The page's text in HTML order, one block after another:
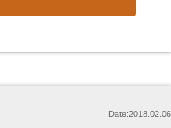
Date:2018.02.06